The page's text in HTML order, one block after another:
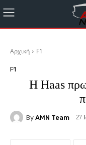
Αρχική F1
F1
H Haas
By AMN Team 27